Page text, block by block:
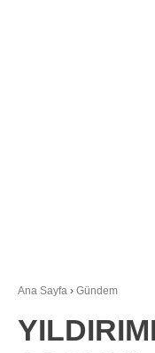
Ana Sayfa › Gündem